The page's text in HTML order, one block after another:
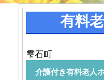
有料
雫石町
介護付き有料老人